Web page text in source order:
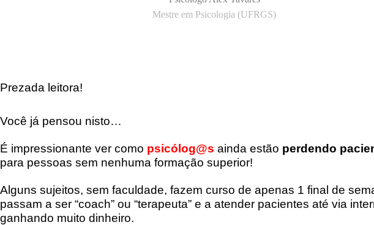
Mestre em Psicologia (UFRGS)
Prezada leitora!
Você já pensou nisto…
É impressionante ver como psicólog@s ainda estão perdendo
para pessoas sem nenhuma formação superior!
Alguns sujeitos, sem faculdade, fazem curso de apenas 1 final de
passam a ser “coach” ou “terapeuta” e a atender pacientes até via
ganhando muito dinheiro.